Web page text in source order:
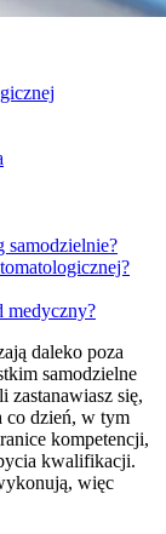
medyczny?
daleko poza
samodzielne
zastanawiasz się,
co dzień, w tym
kompetencji,
kwalifikacji.
więc